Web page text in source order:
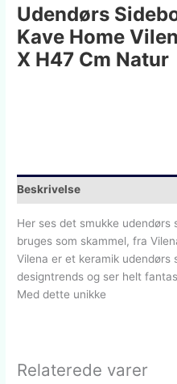
Udendørs
Kave Home
X H47 Cm Natur
Beskrivelse
Her ses det smukke udendørs
bruges som skammel, fra
Vilena er et keramik udendørs
designtrends og ser helt
Med dette unikke
Relaterede varer